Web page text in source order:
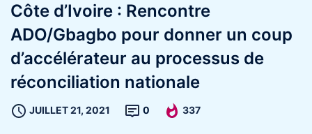
Côte d’Ivoire : Rencontre
ADO/Gbagbo pour donner un coup
d’accélérateur au processus de
réconciliation nationale
JUILLET 21, 2021 0 337